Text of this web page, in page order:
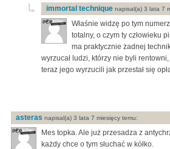
immortal technique napisal(a) 3 lata 7
Właśnie widzę po tym
totalny, o czym ty człowieku
ma praktycznie żadnej
wyrzucał ludzi, którzy nie byli
teraz jego wyrzucili jak przestał się
asteras napisal(a) 3 lata 7 miesięcy temu:
Mes topka. Ale już przesadza z
każdy chce o tym słuchać w kółko.